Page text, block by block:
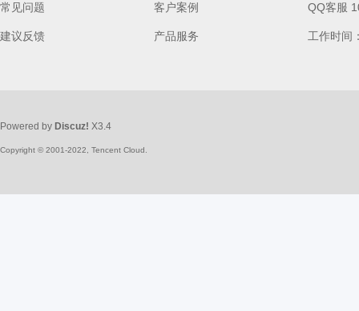
常见问题
建议反馈
客户案例
产品服务
QQ客服
工作时间
Powered by Discuz! X3.4
Copyright © 2001-2022, Tencent Cloud.